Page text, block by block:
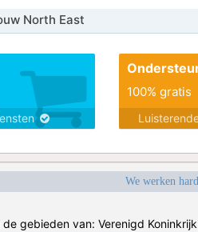
North East
100% gratis
We werken
de gebieden van: Verenigd Koninkrijk